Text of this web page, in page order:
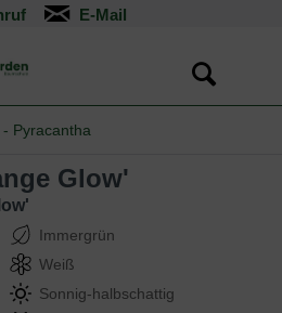
Pyracantha
Glow'
Immergrün
Weiß
Sonnig-halbschattig